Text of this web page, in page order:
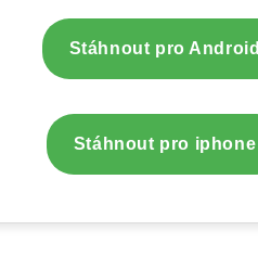
Stáhnout pro Android
Stáhnout pro iphone